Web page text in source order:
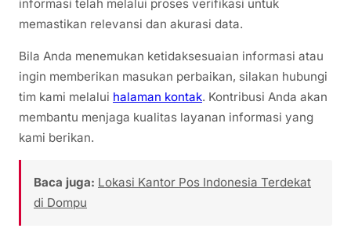
informasi telah melalui proses verifikasi untuk
memastikan relevansi dan akurasi data.
Bila Anda menemukan ketidaksesuaian informasi atau
ingin memberikan masukan perbaikan, silakan hubungi
tim kami melalui halaman kontak. Kontribusi Anda akan
membantu menjaga kualitas layanan informasi yang
kami berikan.
Baca juga: Lokasi Kantor Pos Indonesia Terdekat
di Dompu